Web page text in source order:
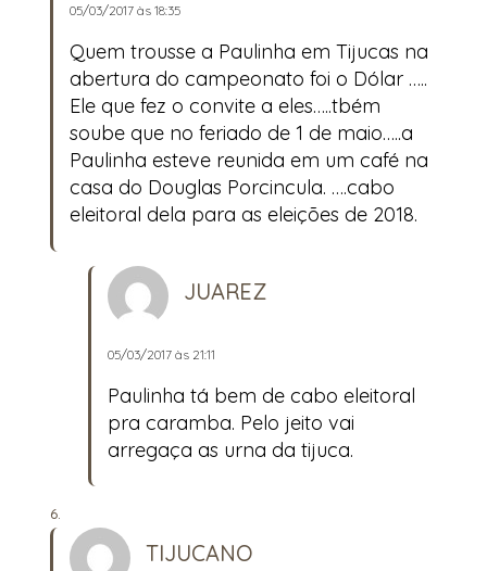
05/03/2017 às 18:35
Quem trousse a Paulinha em Tijucas na
abertura do campeonato foi o Dólar …..
Ele que fez o convite a eles…..tbém
soube que no feriado de 1 de maio…..a
Paulinha esteve reunida em um café na
casa do Douglas Porcincula. ….cabo
eleitoral dela para as eleições de 2018.
JUAREZ
05/03/2017 às 21:11
Paulinha tá bem de cabo eleitoral
pra caramba. Pelo jeito vai
arregaça as urna da tijuca.
TIJUCANO